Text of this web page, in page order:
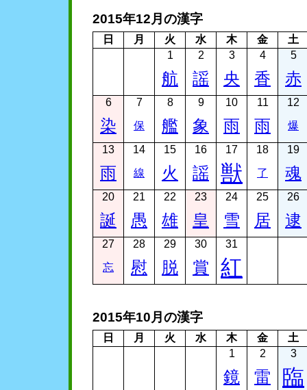
2015年12月の漢字
日 月 火 水 木 金
土
1
航
2
謡
3
央
4
香
5
赤
6
染
7
保
8
艦
9
象
10
雨
11
雨
12
爆
13
雨
14
線
15
火
16
謡
17
獣
18
了
19
魂
20
誕
21
愚
22
雄
23
皇
24
雪
25
居
26
逮
27
忘
28
慰
29
脱
30
賞
31
紅
2015年10月の漢字
日 月 火 水 木 金
土
1
鏡
2
雷
3
臨